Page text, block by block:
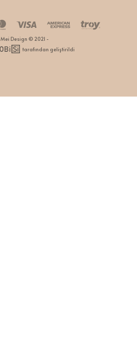
Mei Design © 2021 -
tarafından geliştirildi